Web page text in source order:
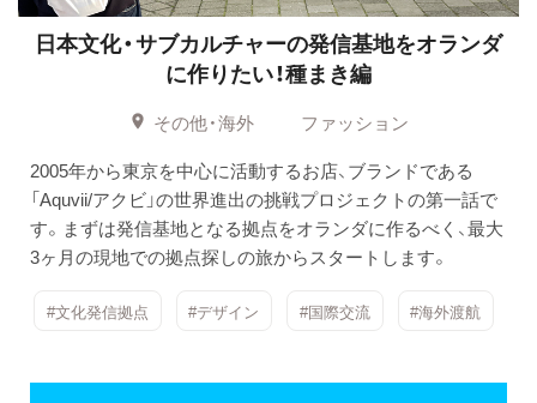
日本文化・サブカルチャーの発信基地をオランダ
に作りたい！種まき編
その他・海外
ファッション
2005年から東京を中心に活動するお店、ブランドである
「Aquvii/アクビ」の世界進出の挑戦プロジェクトの第一話で
す。まずは発信基地となる拠点をオランダに作るべく、最大
3ヶ月の現地での拠点探しの旅からスタートします。
#文化発信拠点 #デザイン #国際交流 #海外渡航